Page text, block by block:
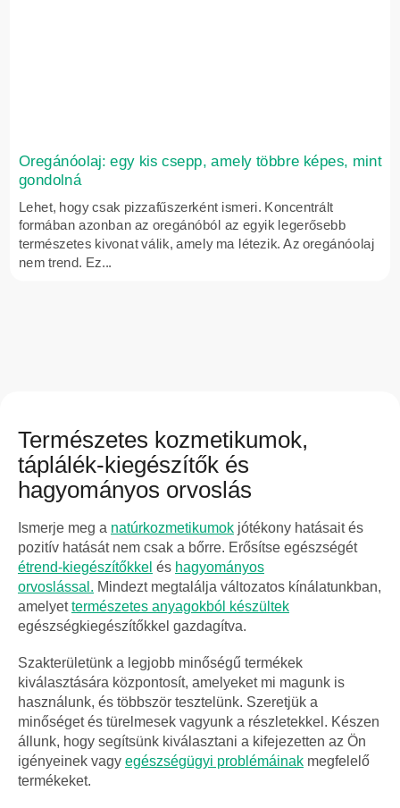
Oregánóolaj: egy kis csepp, amely többre képes, mint
gondolná
Lehet, hogy csak pizzafűszerként ismeri. Koncentrált
formában azonban az oregánóból az egyik legerősebb
természetes kivonat válik, amely ma létezik. Az oregánóolaj
nem trend. Ez...
Természetes kozmetikumok,
táplálék-kiegészítők és
hagyományos orvoslás
Ismerje meg a natúrkozmetikumok jótékony hatásait és
pozitív hatását nem csak a bőrre. Erősítse egészségét
étrend-kiegészítőkkel és hagyományos
orvoslással. Mindezt megtalálja változatos kínálatunkban,
amelyettermészetes anyagokból készültek
egészségkiegészítőkkel gazdagítva.
Szakterületünk a legjobb minőségű termékek
kiválasztására központosít, amelyeket mi magunk is
használunk, és többször tesztelünk. Szeretjük a
minőséget és türelmesek vagyunk a részletekkel. Készen
állunk, hogy segítsünk kiválasztani a kifejezetten az Ön
igényeinek vagy egészségügyi problémáinak megfelelő
termékeket.